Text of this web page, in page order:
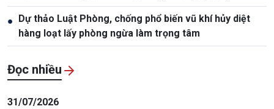
● Dự thảo Luật Phòng, chống phổ biến vũ khí hủy diệt
hàng loạt lấy phòng ngừa làm trọng tâm
Đọc nhiều
31/07/2026